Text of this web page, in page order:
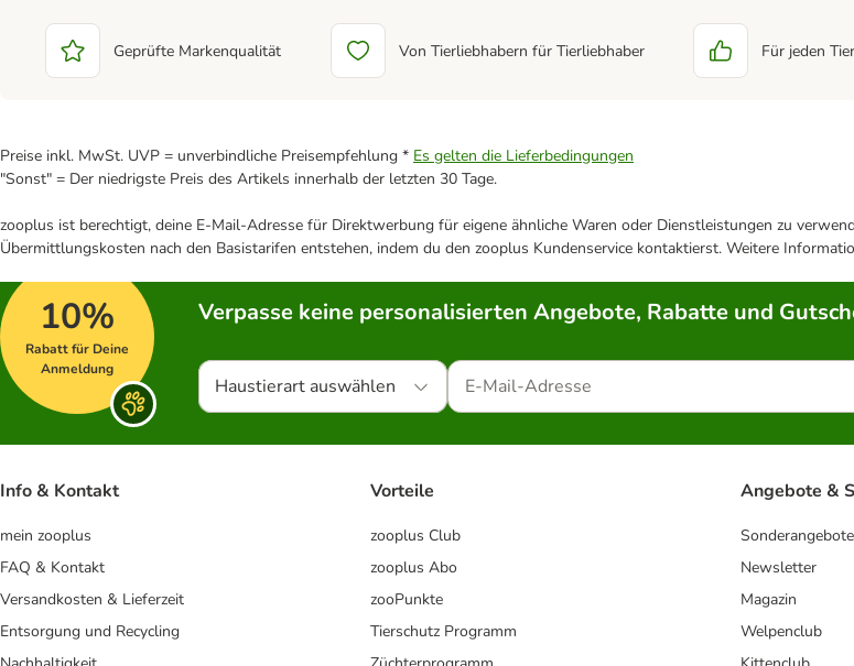
Geprüfte Markenqualität Von Tierliebhabern für Tierliebhaber Für jeden
Preise inkl. MwSt. UVP = unverbindliche Preisempfehlung * Es gelten die Lieferbedingungen
"Sonst" = Der niedrigste Preis des Artikels innerhalb der letzten 30 Tage.
zooplus ist berechtigt, deine E-Mail-Adresse für Direktwerbung für eigene ähnliche Waren oder Dienstleistungen zu
Übermittlungskosten nach den Basistarifen entstehen, indem du den zooplus Kundenservice kontaktierst. Weitere
10%
Rabatt für Deine
Anmeldung
Verpasse keine personalisierten Angebote, Rabatte und
Haustierart auswählen
Info & Kontakt
mein zooplus
FAQ & Kontakt
Versandkosten & Lieferzeit
Entsorgung und Recycling
Vorteile
zooplus Club
zooplus Abo
zooPunkte
Tierschutz Programm
Angebote &
Sonderangebote
Newsletter
Magazin
Welpenclub